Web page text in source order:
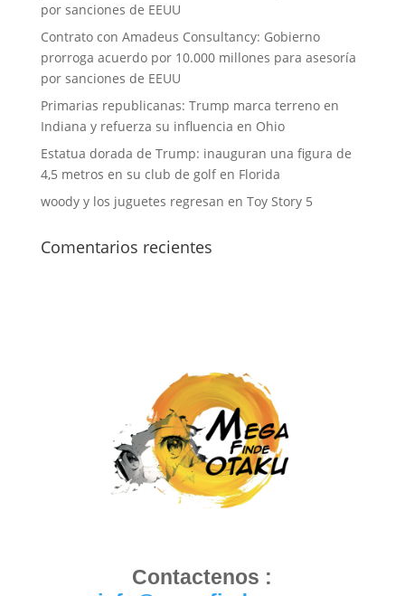
por sanciones de EEUU
Contrato con Amadeus Consultancy: Gobierno
prorroga acuerdo por 10.000 millones para asesoría
por sanciones de EEUU
Primarias republicanas: Trump marca terreno en
Indiana y refuerza su influencia en Ohio
Estatua dorada de Trump: inauguran una figura de
4,5 metros en su club de golf en Florida
woody y los juguetes regresan en Toy Story 5
Comentarios recientes
Contactenos :